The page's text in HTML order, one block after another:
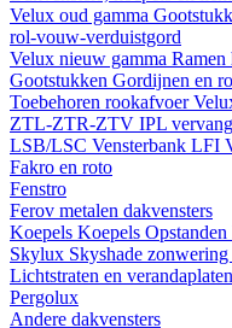
Velux oud gamma
rol-vouw-verduistgord
Velux nieuw gamma Ramen
Gootstukken Gordijnen en
Toebehoren rookafvoer
ZTL-ZTR-ZTV IPL
LSB/LSC Vensterbank LFI
Fakro en roto
Fenstro
Ferov metalen dakvensters
Koepels Koepels Opstanden
Skylux Skyshade zonwering
Lichtstraten en verandaplaten
Pergolux
Andere dakvensters